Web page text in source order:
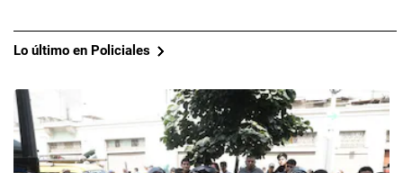
Lo último en Policiales